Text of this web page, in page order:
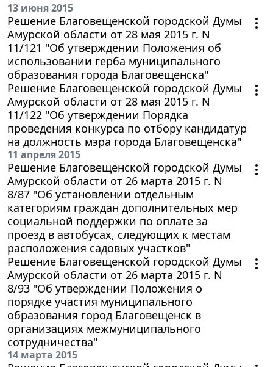
13 июня 2015
Решение Благовещенской городской Думы
Амурской области от 28 мая 2015 г. N
11/121 "Об утверждении Положения об
использовании герба муниципального
образования города Благовещенска"
Решение Благовещенской городской Думы
Амурской области от 28 мая 2015 г. N
11/122 "Об утверждении Порядка
проведения конкурса по отбору кандидатур
на должность мэра города Благовещенска"
11 апреля 2015
Решение Благовещенской городской Думы
Амурской области от 26 марта 2015 г. N
8/87 "Об установлении отдельным
категориям граждан дополнительных мер
социальной поддержки по оплате за
проезд в автобусах, следующих к местам
расположения садовых участков"
Решение Благовещенской городской Думы
Амурской области от 26 марта 2015 г. N
8/93 "Об утверждении Положения о
порядке участия муниципального
образования город Благовещенск в
организациях межмуниципального
сотрудничества"
14 марта 2015